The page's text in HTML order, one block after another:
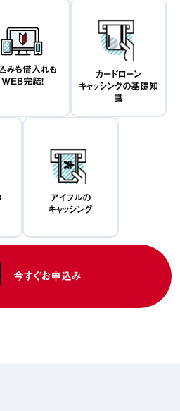
みも借入れも
WEB完結！
カードローン
キャッシングの基礎知
識
アイフルの
キャッシング
今すぐお申込み